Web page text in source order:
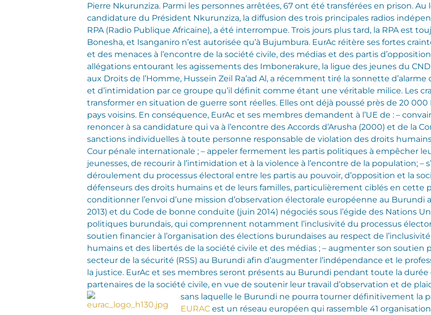
Pierre Nkurunziza. Parmi les personnes arrêtées, 67 ont été transférées en prison. Au
candidature du Président Nkurunziza, la diffusion des trois principales radios
RPA (Radio Publique Africaine), a été interrompue. Trois jours plus tard, la RPA est
Bonesha, et Isanganiro n’est autorisée qu’à Bujumbura. EurAc réitère ses fortes
et des menaces à l’encontre de la société civile, des médias et des partis
allégations entourant les agissements des Imbonerakure, la ligue des jeunes du
aux Droits de l’Homme, Hussein Zeil Ra’ad Al, a récemment tiré la sonnette
et d’intimidation par ce groupe qu’il définit comme étant une véritable milice. Les
transformer en situation de guerre sont réelles. Elles ont déjà poussé près de 20
pays voisins. En conséquence, EurAc et ses membres demandent à l’UE de : –
renoncer à sa candidature qui va à l’encontre des Accords d’Arusha (2000) et de la
sanctions individuelles à toute personne responsable de violation des droits
Cour pénale internationale ; – appeler fermement les partis politiques à empêcher
jeunesses, de recourir à l’intimidation et à la violence à l’encontre de la population; –
déroulement du processus électoral entre les partis au pouvoir, d’opposition et la
défenseurs des droits humains et de leurs familles, particulièrement ciblés en cette
conditionner l’envoi d’une mission d’observation électorale européenne au Burundi
2013) et du Code de bonne conduite (juin 2014) négociés sous l’égide des Nations
politiques burundais, qui comprennent notamment l’inclusivité du processus
soutien financier à l’organisation des élections burundaises au respect de
humains et des libertés de la société civile et des médias ; – augmenter son
secteur de la sécurité (RSS) au Burundi afin d’augmenter l’indépendance et le
la justice. EurAc et ses membres seront présents au Burundi pendant toute la
partenaires de la société civile, en vue de soutenir leur travail d’observation et de
sans laquelle le Burundi ne pourra tourner définitivement la
EURAC est un réseau européen qui rassemble 41